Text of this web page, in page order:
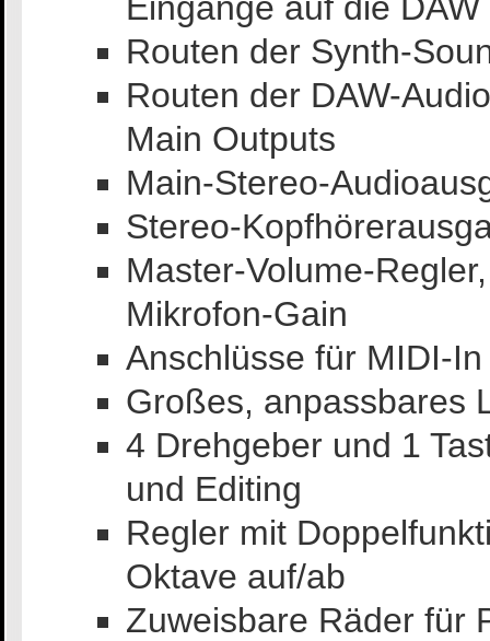
Routen der Synth-
Routen der DAW-
Main Outputs
Main-Stereo-
Stereo-
Master-Volume-
Mikrofon-Gain
Anschlüsse für MIDI-
Großes, anpassbares
4 Drehgeber und 1
und Editing
Regler mit
Oktave auf/ab
Zuweisbare Räder für